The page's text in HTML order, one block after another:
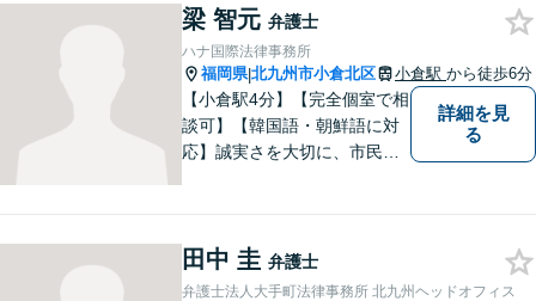
極的に対応しております。男
性弁護士には相談しづらいと
いう女性の方もお気軽にご相
談下さい。
梁 智元 弁護士
ハナ国際法律事務所
福岡県|北九州市小倉北区 小倉駅 から徒歩6分
【小倉駅4分】【完全個室で相
談可】【韓国語・朝鮮語に対
応】誠実さを大切に、市民に
いたします。お困りの方は、
ご相談ください。
詳細を見
る
田中 圭 弁護士
弁護士法人大手町法律事務所 北九州ヘッドオフィス